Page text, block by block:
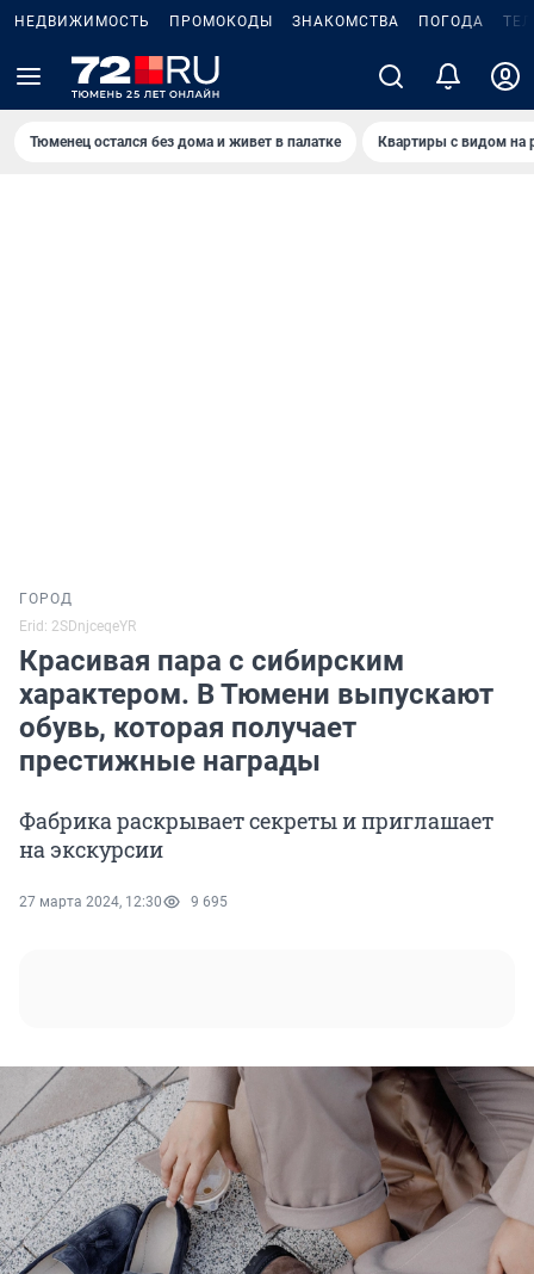
НЕДВИЖИМОСТЬ ПРОМОКОДЫ ЗНАКОМСТВА ПОГОДА
Тюменец остался без дома и живет в палатке Квартиры с видом на
ГОРОД
Erid: 2SDnjceqeYR
Красивая пара с сибирским
характером. В Тюмени выпускают
обувь, которая получает
престижные награды
Фабрика раскрывает секреты и приглашает
на экскурсии
27 марта 2024, 12:30 9 695